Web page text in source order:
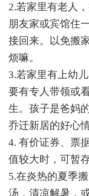
2.若家里有老人
朋友家或宾馆住
接回来。以免搬
烦嘛。
3.若家里有上幼
要有专人带领或
生。孩子是爸妈
乔迁新居的好心情
4. 有价证券、票
值较大时，可暂
5.在炎热的夏季
汤，清凉解暑，